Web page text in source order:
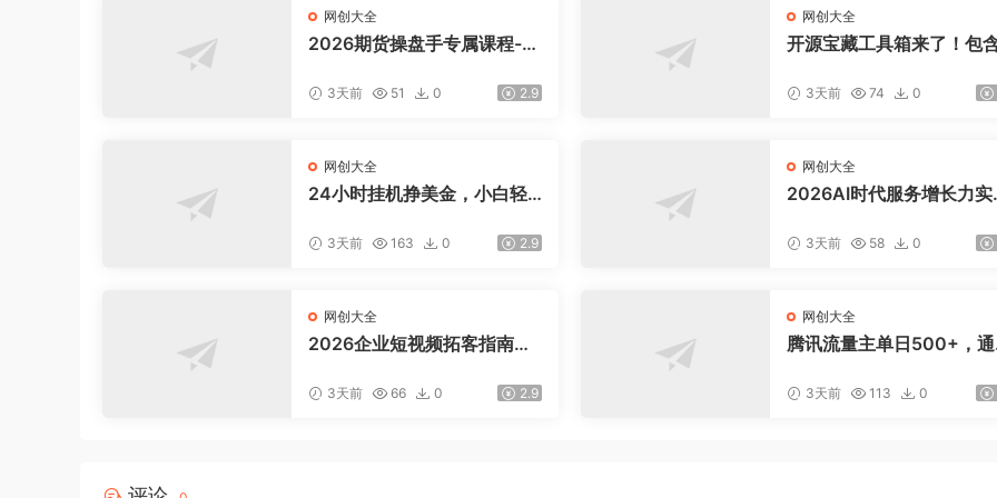
网创大全
2026期货操盘手专属课程-更
适配短线玩家打造成熟交易模
3天前 51 0 2.9
网创大全
开源宝藏工具箱来了！包
0+ 工具，完全离线免费
3天前 74 0
网创大全
24小时挂机挣美金，小白轻
3天前 163 0 2.9
网创大全
2026AI时代服务增长力实
法教学，破解门店客源流
3天前 58 0
网创大全
2026企业短视频拓客指南：
案镜头实操，打通公域引流私
3天前 66 0 2.9
网创大全
腾讯流量主单日500+，通
稳定躺赚腾讯广告收益
3天前 113 0